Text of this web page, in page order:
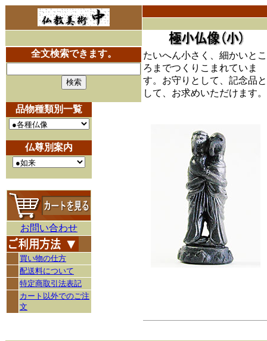
全文検索できます。
品物種類別一覧
仏尊別案内
お問い合わせ
買い物の仕方
配送料について
特定商取引法表記
カート以外でのご注
文
たいへん小さく、細かいとこ
ろまでつくりこまれていま
す。お守りとして、記念品と
して、お求めいただけます。